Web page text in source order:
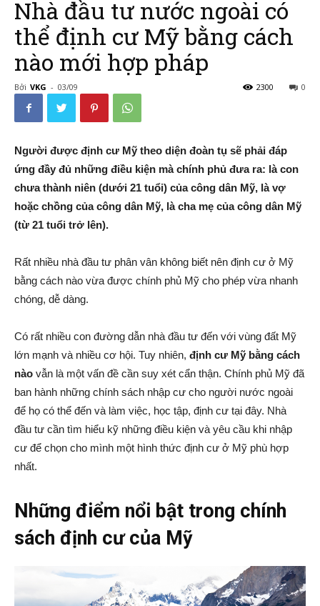
–
Đến
Member
of
Nhà đầu tư nước ngoài có
thể định cư Mỹ bằng cách
nào mới hợp pháp
Bởi VKG - 03/09 0
2300
Người được định cư Mỹ theo diện đoàn tụ sẽ phải đáp
ứng đầy đủ những điều kiện mà chính phủ đưa ra: là con
chưa thành niên (dưới 21 tuổi) của công dân Mỹ, là vợ
hoặc chồng của công dân Mỹ, là cha mẹ của công dân Mỹ
(từ 21 tuổi trở lên).
Rất nhiều nhà đầu tư phân vân không biết nên định cư ở Mỹ
bằng cách nào vừa được chính phủ Mỹ cho phép vừa nhanh
chóng, dễ dàng.
Có rất nhiều con đường dẫn nhà đầu tư đến với vùng đất Mỹ
lớn mạnh và nhiều cơ hội. Tuy nhiên, định cư Mỹ bằng cách
nào vẫn là một vấn đề cần suy xét cẩn thận. Chính phủ Mỹ đã
ban hành những chính sách nhập cư cho người nước ngoài
để họ có thể đến và làm việc, học tập, định cư tại đây. Nhà
đầu tư cần tìm hiểu kỹ những điều kiện và yêu cầu khi nhập
cư để chọn cho mình một hình thức định cư ở Mỹ phù hợp
nhất.
Những điểm nổi bật trong chính
sách định cư của Mỹ